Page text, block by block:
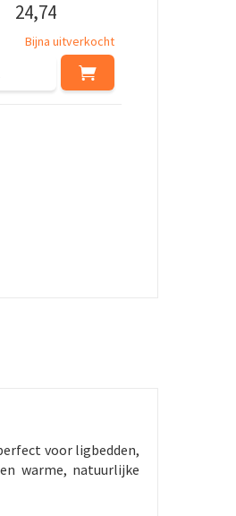
24,74
Bijna uitverkocht
voor ligbedden,
warme, natuurlijke